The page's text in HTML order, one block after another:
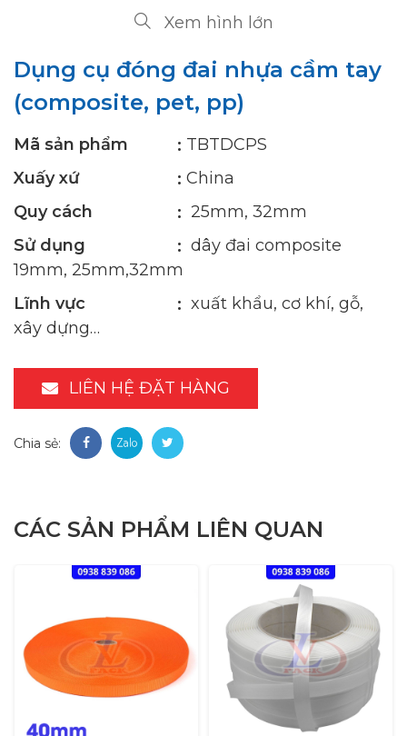
Xem hình lớn
Dụng cụ đóng đai nhựa cầm tay
(composite, pet, pp)
Mã sản phẩm
TBTDCPS
Xuấy xứ
China
Quy cách
25mm, 32mm
Sử dụng
dây đai composite
19mm, 25mm,32mm
Lĩnh vực
xuất khẩu, cơ khí, gỗ,
xây dựng…
LIÊN HỆ ĐẶT HÀNG
Chia sẻ:
CÁC SẢN PHẨM LIÊN QUAN